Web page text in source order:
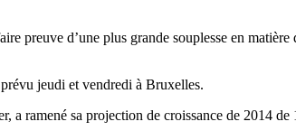
preuve d’une plus grande souplesse en
jeudi et vendredi à Bruxelles.
a ramené sa projection de croissance de 2014